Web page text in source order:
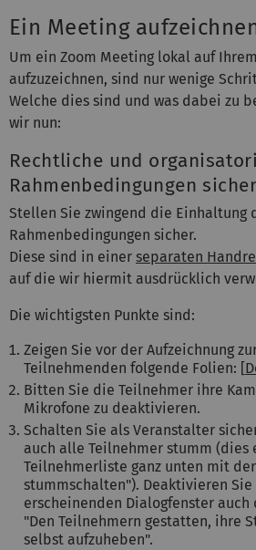
Ein Meeting
Um ein Zoom Meeting lokal auf
aufzuzeichnen, sind nur wenige
Welche dies sind und was dabei zu
wir nun:
Rechtliche und
Rahmenbedingungen
Stellen Sie zwingend die Einhaltung
Rahmenbedingungen sicher.
Diese sind in einer separaten
auf die wir hiermit ausdrücklich
Die wichtigsten Punkte sind:
Zeigen Sie vor der Aufzeichnung
Teilnehmenden folgende Folien: [
Bitten Sie die Teilnehmer ihre
Mikrofone zu deaktivieren.
Schalten Sie als Veranstalter
auch alle Teilnehmer stumm (dies
Teilnehmerliste ganz unten mit
stummschalten"). Deaktivieren
erscheinenden Dialogfenster
"Den Teilnehmern gestatten, ihre
selbst aufzuheben".